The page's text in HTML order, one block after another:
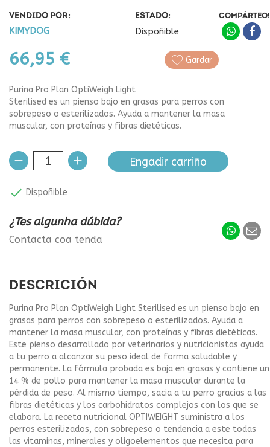
VENDIDO POR:
KIMYDOG
ESTADO:
Dispoñible
66,95 €
COMPÁRTEO!
Gardar
Purina Pro Plan OptiWeigh Light
Sterilised es un pienso bajo en grasas para perros con
sobrepeso o esterilizados. Ayuda a mantener la masa
muscular, con proteínas y fibras dietéticas.
Engadir carriño
 Dispoñible
¿Tes algunha dúbida?
Contacta coa tenda
DESCRICIÓN
Purina Pro Plan OptiWeigh Light Sterilised es un pienso bajo en
grasas para perros con sobrepeso o esterilizados. Ayuda a
mantener la masa muscular, con proteínas y fibras dietéticas.
Este pienso desarrollado por veterinarios y nutricionistas ayuda
a tu perro a alcanzar su peso ideal de forma saludable y
permanente. La fórmula probada es baja en grasas y contiene un
14 % de pollo para mantener la masa muscular durante la
pérdida de peso. Al mismo tiempo, sacia a tu perro gracias a las
fibras dietéticas y los carbohidratos complejos con los que se
elabora. La receta nutricional OPTIWEIGHT suministra a los
perros esterilizados, con sobrepeso o tendencia a este todas
las vitaminas, minerales y oligoelementos que necesita para